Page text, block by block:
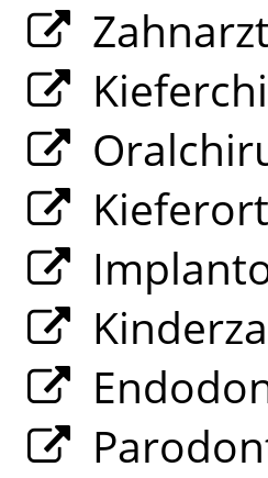
Zahnarzt